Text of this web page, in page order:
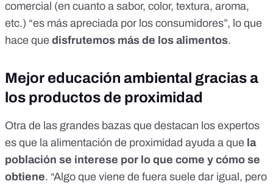
comercial (en cuanto a sabor, color, textura, aroma,
etc.) “es más apreciada por los consumidores”, lo que
hace que disfrutemos más de los alimentos.
Mejor educación ambiental gracias a
los productos de proximidad
Otra de las grandes bazas que destacan los expertos
es que la alimentación de proximidad ayuda a que la
población se interese por lo que come y cómo se
obtiene. “Algo que viene de fuera suele dar igual, pero